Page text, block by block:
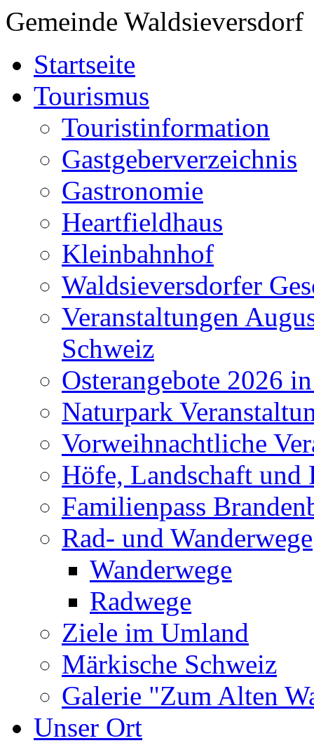
Gemeinde Waldsieversdorf
Startseite
Tourismus
Touristinformation
Gastgeberverzeichnis
Gastronomie
Heartfieldhaus
Kleinbahnhof
Waldsieversdorfer
Veranstaltungen
Schweiz
Osterangebote 2026
Naturpark
Vorweihnachtliche
Höfe, Landschaft und
Familienpass
Rad- und Wanderwege
Wanderwege
Radwege
Ziele im Umland
Märkische Schweiz
Galerie "Zum Alten
Unser Ort